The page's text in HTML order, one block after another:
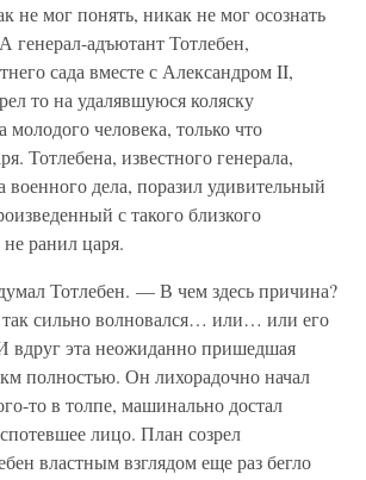
не мог понять, никак не мог осознать
адъютант Тотлебен,
сада вместе с Александром II,
то на удалявшуюся коляску
молодого человека, только что
Тотлебена, известного генерала,
военного дела, поразил удивительный
с такого близкого
ранил царя.
Тотлебен. — В чем здесь причина?
сильно волновался… или… или его
вдруг эта неожиданно пришедшая
полностью. Он лихорадочно начал
то в толпе, машинально достал
лицо. План созрел
властным взглядом еще раз бегло